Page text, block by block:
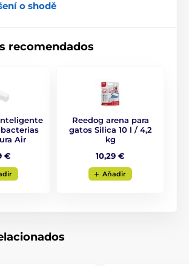
también está equipado con una
para los pies con un tamiz para
la arena de las patas del gato y
fácilmente cuando se limpia la arena
cuando se limpia todo el
o shodě
recomendados
Air
€
Reedog arena para
gatos Silica 10 l / 4,2
kg
10,29 €
Aňadir